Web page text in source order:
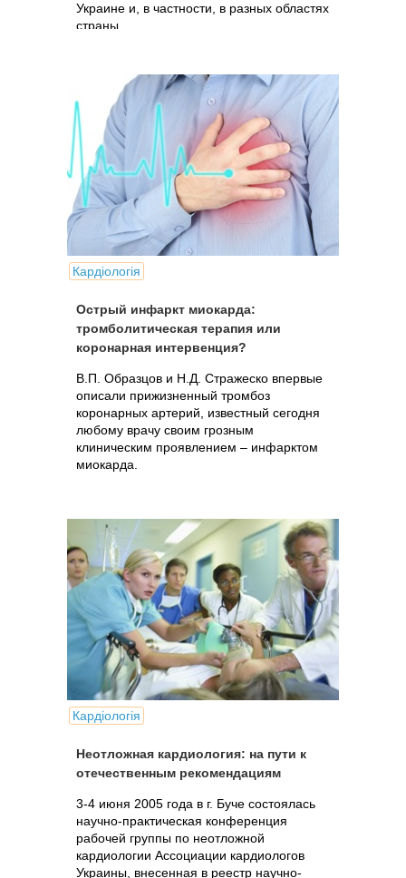
Украине и, в частности, в разных областях
страны.
Кардіологія
Острый инфаркт миокарда:
тромболитическая терапия или
коронарная интервенция?
В.П. Образцов и Н.Д. Стражеско впервые
описали прижизненный тромбоз
коронарных артерий, известный сегодня
любому врачу своим грозным
клиническим проявлением – инфарктом
миокарда.
Кардіологія
Неотложная кардиология: на пути к
отечественным рекомендациям
3-4 июня 2005 года в г. Буче состоялась
научно-практическая конференция
рабочей группы по неотложной
кардиологии Ассоциации кардиологов
Украины, внесенная в реестр научно-